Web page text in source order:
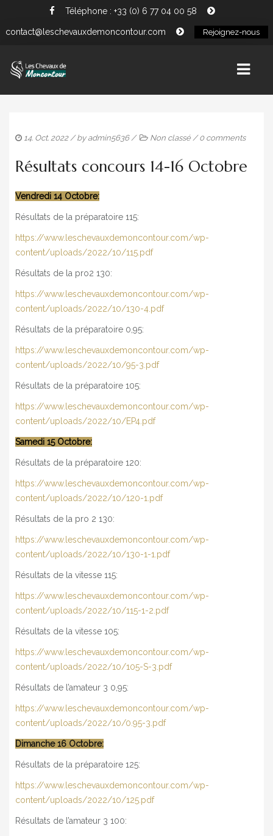
Téléphone : +33 (0) 6 77 04 00 58
contact@leschevauxdemoncontour.com Rejoignez-nous
L’ÉQUIPE
TARIFS
CONTACT
PANIER
MON COMPTE
14. Oct. 2022/ by admin5636/ Non classé /0 comments
Résultats concours 14-16 Octobre
Vendredi 14 Octobre:
Résultats de la préparatoire 115:
https://www.leschevauxdemoncontour.com/wp-
content/uploads/2022/10/115.pdf
Résultats de la pro2 130:
https://www.leschevauxdemoncontour.com/wp-
content/uploads/2022/10/130-4.pdf
Résultats de la préparatoire 0,95:
https://www.leschevauxdemoncontour.com/wp-
content/uploads/2022/10/95-3.pdf
Résultats de la préparatoire 105:
https://www.leschevauxdemoncontour.com/wp-
content/uploads/2022/10/EP4.pdf
Samedi 15 Octobre:
Résultats de la préparatoire 120:
https://www.leschevauxdemoncontour.com/wp-
content/uploads/2022/10/120-1.pdf
Résultats de la pro 2 130:
https://www.leschevauxdemoncontour.com/wp-
content/uploads/2022/10/130-1-1.pdf
Résultats de la vitesse 115:
https://www.leschevauxdemoncontour.com/wp-
content/uploads/2022/10/115-1-2.pdf
Résultats de la vitesse 105:
https://www.leschevauxdemoncontour.com/wp-
content/uploads/2022/10/105-S-3.pdf
Résultats de l’amateur 3 0,95:
https://www.leschevauxdemoncontour.com/wp-
content/uploads/2022/10/0.95-3.pdf
Dimanche 16 Octobre:
Résultats de la préparatoire 125:
https://www.leschevauxdemoncontour.com/wp-
content/uploads/2022/10/125.pdf
Résultats de l’amateur 3 100: